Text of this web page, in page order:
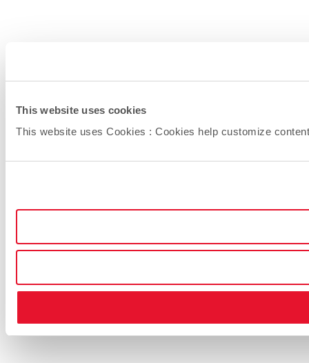
This website uses cookies
This website uses Cookies : Cookies help customize